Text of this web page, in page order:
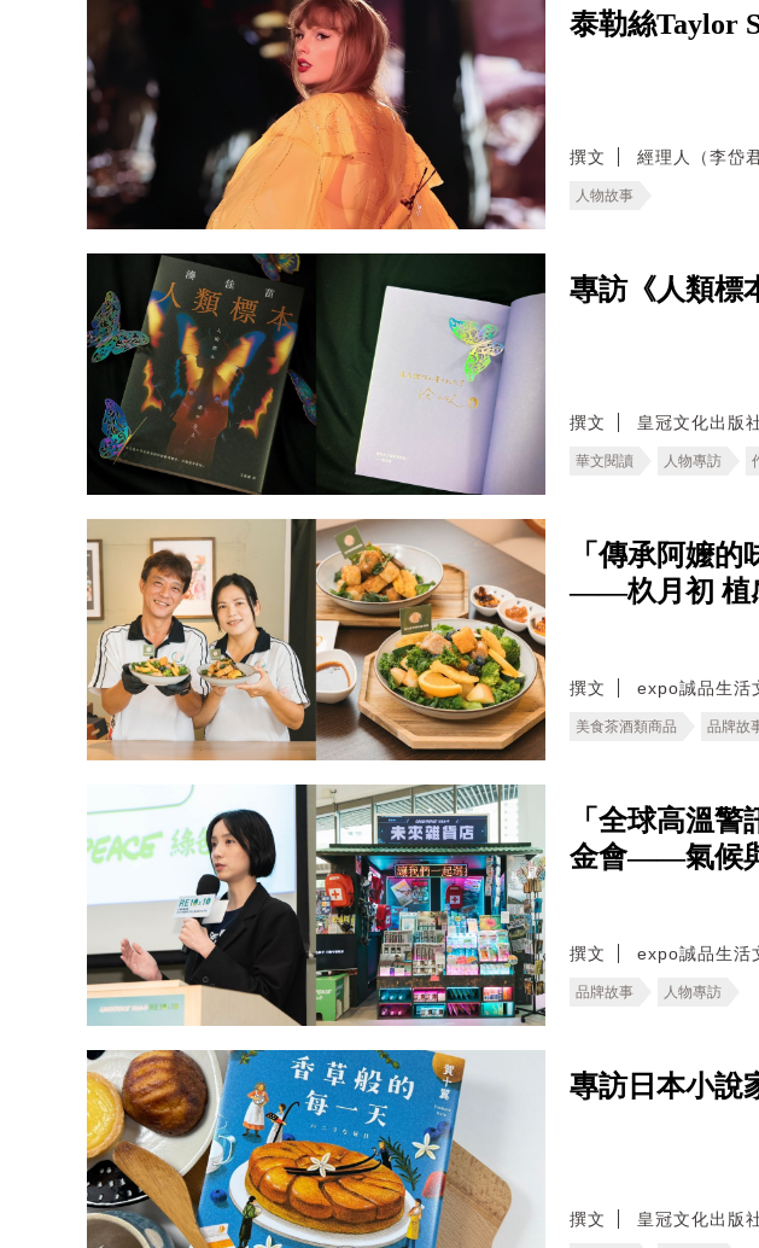
泰勒絲Taylor
撰文 經理人（李岱君
人物故事
專訪《人類標
撰文 皇冠文化出版
華文閱讀 人物專訪
「傳承阿嬤
——杦月初 植
撰文 expo誠品生活
美食茶酒類商品 品牌故
「全球高溫
金會——氣候
撰文 expo誠品生活
品牌故事 人物專訪
專訪日本小說
撰文 皇冠文化出版